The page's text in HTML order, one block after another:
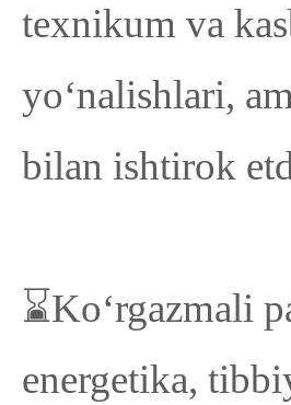
texnikum va
yo‘nalishlari,
bilan ishtirok
⌛Ko‘rgazmali
energetika,